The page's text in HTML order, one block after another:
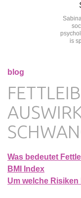
is
blog
Was bedeutet
BMI Index
Um welche